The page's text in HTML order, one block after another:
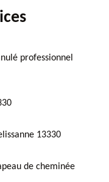
professionnel
13330
de cheminée